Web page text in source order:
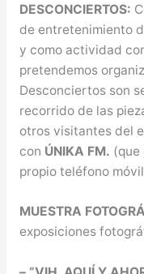
DESCONCIERTOS:
de entretenimiento
y como actividad
pretendemos
Desconciertos son
recorrido de las
otros visitantes del
con ÚNIKA FM. (que
propio teléfono
MUESTRA
exposiciones